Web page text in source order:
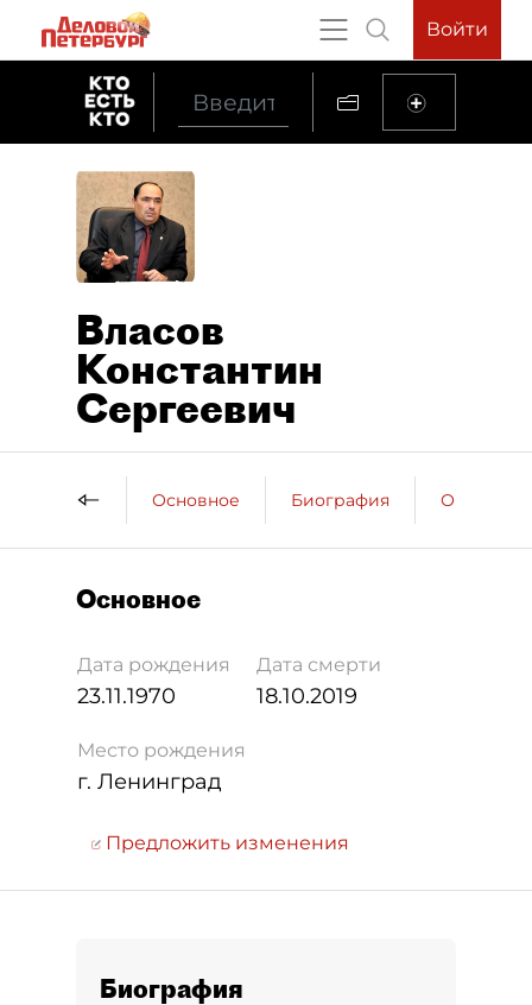
Войти
Власов
Константин
Сергеевич
Основное Биография
Основное
Дата рождения
23.11.1970
Дата смерти
18.10.2019
Место рождения
г. Ленинград
Предложить изменения
Биография